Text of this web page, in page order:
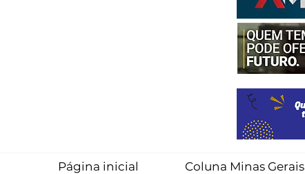
Página inicial Coluna Minas Gerais